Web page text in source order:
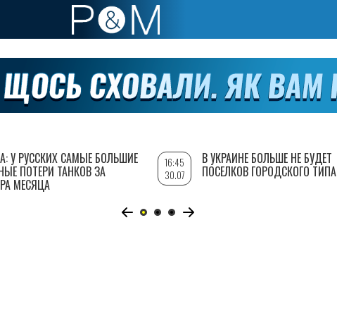
У РУССКИХ САМЫЕ БОЛЬШИЕ
ПОТЕРИ ТАНКОВ ЗА
МЕСЯЦА
16:45
30.07
В УКРАИНЕ БОЛЬШЕ НЕ БУДЕТ
ПОСЕЛКОВ ГОРОДСКОГО ТИПА